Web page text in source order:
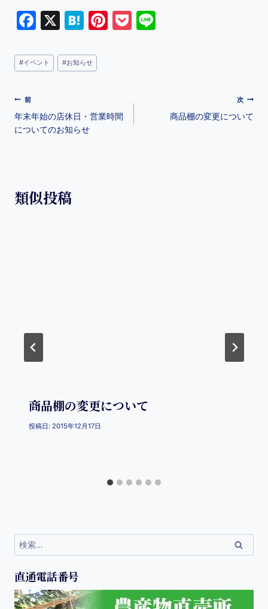
F
c
e
o
o
X
H
e
n
Pi P
et
#イベント #お知らせ
前
年末年始の店休日・営業時間
についてのお知らせ
次
商品棚の変更について
類似投稿
商品棚の変更について
投稿日: 2015年12月17日
直通電話番号